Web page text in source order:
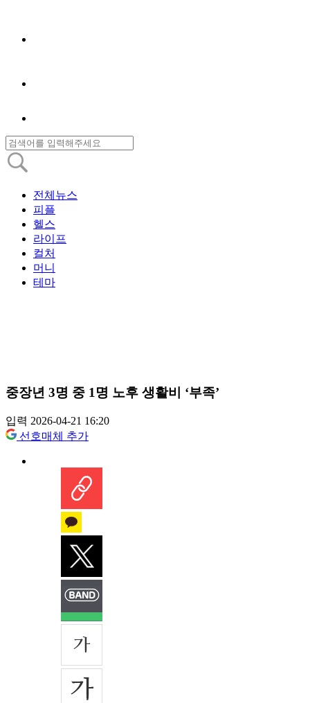
전체뉴스
피플
헬스
라이프
컬처
머니
테마
중장년 3명 중 1명 노후 생활비 ‘부족’
입력 2026-04-21 16:20
선호매체 추가